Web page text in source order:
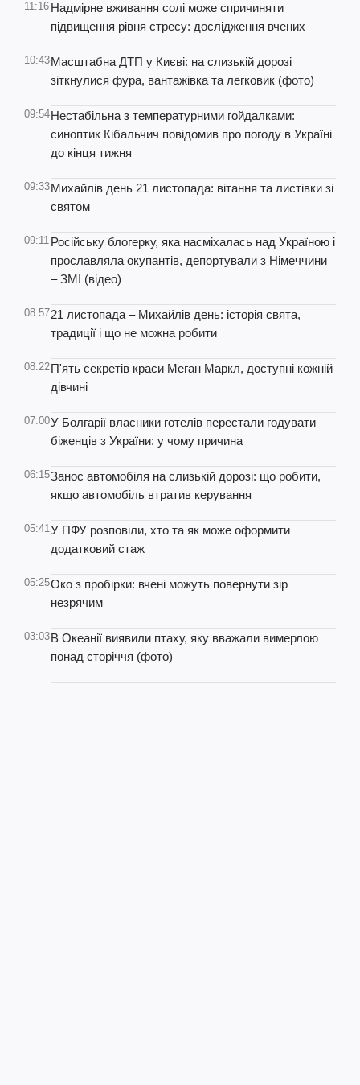
11:16 Надмірне вживання солі може спричиняти
підвищення рівня стресу: дослідження вчених
10:43Масштабна ДТП у Києві: на слизькій дорозі
зіткнулися фура, вантажівка та легковик (фото)
09:54Нестабільна з температурними гойдалками:
синоптик Кібальчич повідомив про погоду в Україні
до кінця тижня
09:33Михайлів день 21 листопада: вітання та листівки зі
святом
09:11 Російську блогерку, яка насміхалась над Україною і
прославляла окупантів, депортували з Німеччини
– ЗМІ (відео)
08:5721 листопада – Михайлів день: історія свята,
традиції і що не можна робити
08:22П'ять секретів краси Меган Маркл, доступні кожній
дівчині
07:00У Болгарії власники готелів перестали годувати
біженців з України: у чому причина
06:15Занос автомобіля на слизькій дорозі: що робити,
якщо автомобіль втратив керування
05:41У ПФУ розповіли, хто та як може оформити
додатковий стаж
05:25Око з пробірки: вчені можуть повернути зір
незрячим
03:03В Океанії виявили птаху, яку вважали вимерлою
понад сторіччя (фото)